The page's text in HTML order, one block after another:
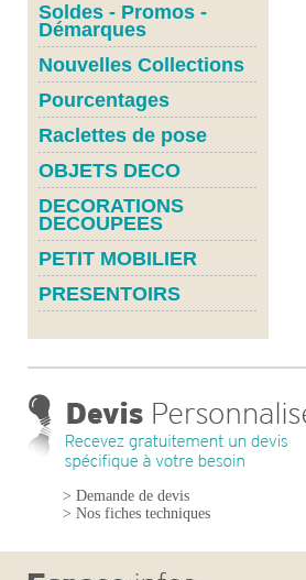
Soldes - Promos -
Démarques
Nouvelles Collections
Pourcentages
Raclettes de pose
OBJETS DECO
DECORATIONS
DECOUPEES
PETIT MOBILIER
PRESENTOIRS
> Demande de devis
> Nos fiches techniques